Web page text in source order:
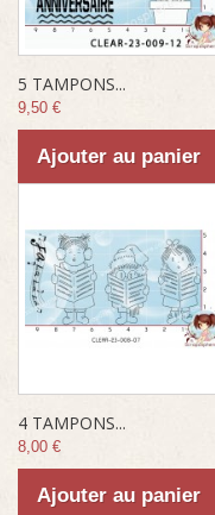
5 TAMPONS...
9,50 €
Ajouter au panier
4 TAMPONS...
8,00 €
Ajouter au panier